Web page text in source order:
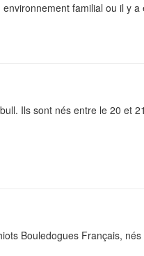
familial ou il y
Ils sont nés entre le 20 et
Bouledogues Français,